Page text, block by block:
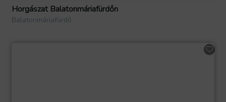
Horgászat Balatonmáriafürdőn
Balatonmáriafürdő